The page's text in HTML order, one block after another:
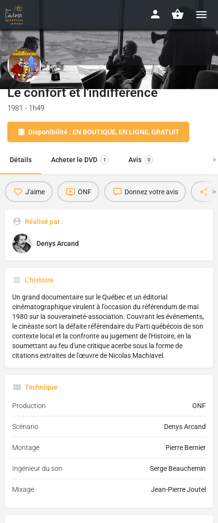
Le confort et l'indifférence
1981 - 1h49
Disponibilité : EN BOUTIQUE, EN LIGNE, GRATUIT
Détails Acheter le DVD 1 Avis 0
J'aime ONF Donnez votre avis
Réalisé par :
Denys Arcand
L'histoire
Un grand documentaire sur le Québec et un éditorial
cinématographique virulent à l’occasion du référendum de mai
1980 sur la souveraineté-association. Couvrant les événements,
le cinéaste sort la défaite référendaire du Parti québécois de son
contexte local et la confronte au jugement de l'Histoire, en la
soumettant au feu d'une critique acerbe sous la forme de
citations extraites de l'œuvre de Nicolas Machiavel.
Technique
Production ONF
Scénario Denys Arcand
Montage Pierre Bernier
Ingénieur du son Serge Beauchemin
Mixage Jean-Pierre Joutel